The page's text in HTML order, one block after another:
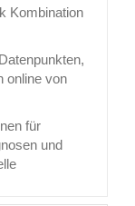
Kombination
online von
für
und